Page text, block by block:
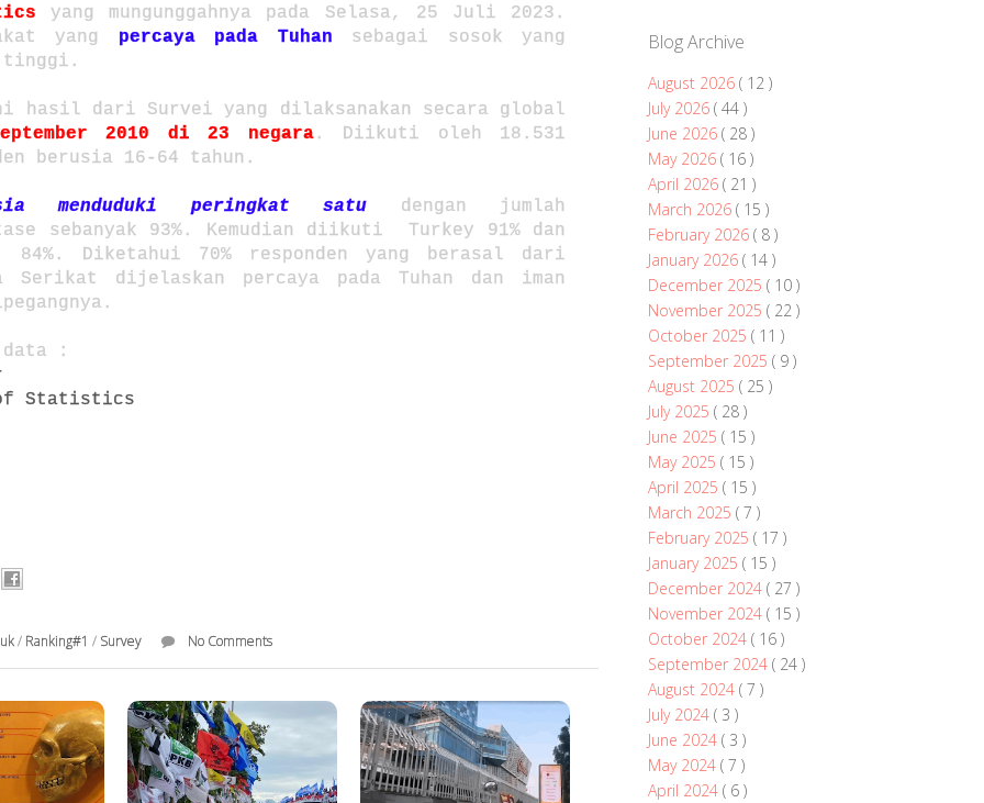
yang mungunggahnya pada Selasa, 25 Juli 2023.
yang percaya pada Tuhan sebagai sosok yang
tinggi.
hasil dari Survei yang dilaksanakan secara global
2010 di 23 negara. Diikuti oleh 18.531
berusia 16-64 tahun.
menduduki peringkat satu dengan jumlah
sebanyak 93%. Kemudian diikuti Turkey 91% dan
84%. Diketahui 70% responden yang berasal dari
Serikat dijelaskan percaya pada Tuhan dan iman
data :
Statistics
/ Ranking#1 / Survey No Comments
Blog Archive
August 2026 ( 12 )
July 2026 ( 44 )
June 2026 ( 28 )
May 2026 ( 16 )
April 2026 ( 21 )
March 2026 ( 15 )
February 2026 ( 8 )
January 2026 ( 14 )
December 2025 ( 10 )
November 2025 ( 22 )
October 2025 ( 11 )
September 2025 ( 9 )
August 2025 ( 25 )
July 2025 ( 28 )
June 2025 ( 15 )
May 2025 ( 15 )
April 2025 ( 15 )
March 2025 ( 7 )
February 2025 ( 17 )
January 2025 ( 15 )
December 2024 ( 27 )
November 2024 ( 15 )
October 2024 ( 16 )
September 2024 ( 24 )
August 2024 ( 7 )
July 2024 ( 3 )
June 2024 ( 3 )
May 2024 ( 7 )
April 2024 ( 6 )